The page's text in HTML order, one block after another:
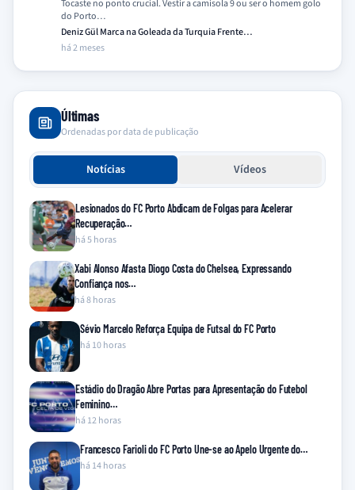
Tocaste no ponto crucial. Vestir a camisola 9 ou ser o homem golo
do Porto…
Deniz Gül Marca na Goleada da Turquia Frente…
há 2 meses
Últimas
Ordenadas por data de publicação
Notícias Vídeos
Lesionados do FC Porto Abdicam de Folgas para Acelerar
Recuperação…
há 5 horas
Xabi Alonso Afasta Diogo Costa do Chelsea, Expressando
Confiança nos…
há 8 horas
Sévio Marcelo Reforça Equipa de Futsal do FC Porto
há 10 horas
Estádio do Dragão Abre Portas para Apresentação do Futebol
Feminino…
há 12 horas
Francesco Farioli do FC Porto Une-se ao Apelo Urgente do…
há 14 horas